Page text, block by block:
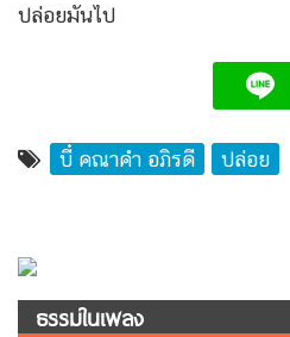
ปล่อยมันไป
บี๋ คณาคำ อภิรดี ปล่อย
ธรรมในเพลง